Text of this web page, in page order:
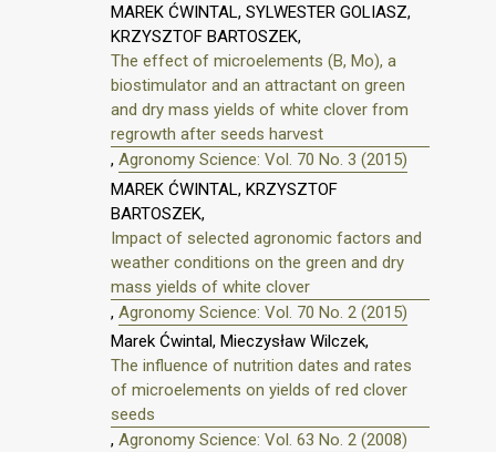
MAREK ĆWINTAL, SYLWESTER GOLIASZ,
KRZYSZTOF BARTOSZEK,
The effect of microelements (B, Mo), a
biostimulator and an attractant on green
and dry mass yields of white clover from
regrowth after seeds harvest
, Agronomy Science: Vol. 70 No. 3 (2015)
MAREK ĆWINTAL, KRZYSZTOF
BARTOSZEK,
Impact of selected agronomic factors and
weather conditions on the green and dry
mass yields of white clover
, Agronomy Science: Vol. 70 No. 2 (2015)
Marek Ćwintal, Mieczysław Wilczek,
The influence of nutrition dates and rates
of microelements on yields of red clover
seeds
, Agronomy Science: Vol. 63 No. 2 (2008)